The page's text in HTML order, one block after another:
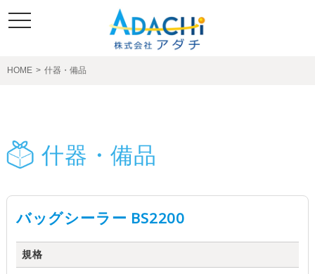
toggle
navigation
HOME > 什器・備品
什器・備品
バッグシーラー BS2200
規格